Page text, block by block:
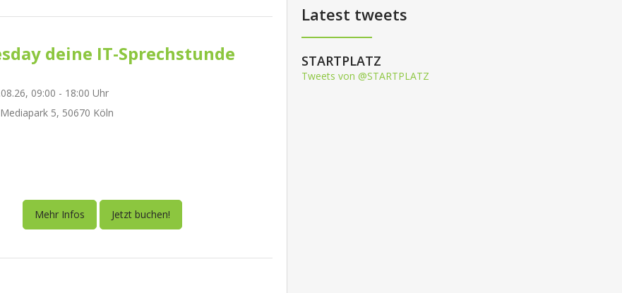
deine IT-Sprechstunde
09:00 - 18:00 Uhr
5, 50670 Köln
Mehr Infos Jetzt buchen!
Latest tweets
STARTPLATZ
Tweets von @STARTPLATZ